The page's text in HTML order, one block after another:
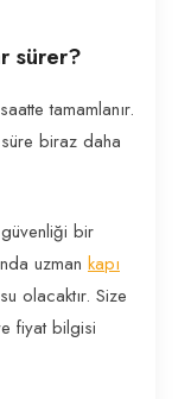
sürer?
tamamlanır.
biraz daha
bir
uzman kapı
olacaktır. Size
fiyat bilgisi